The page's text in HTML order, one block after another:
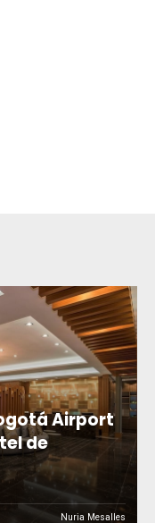
Airport
de
Nuria Mesalles